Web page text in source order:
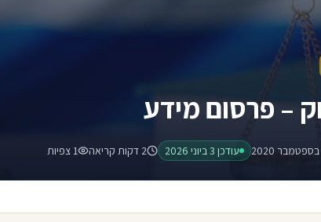
עודכן 3 ביוני 2026 2 דקות קריאה 1צפיות